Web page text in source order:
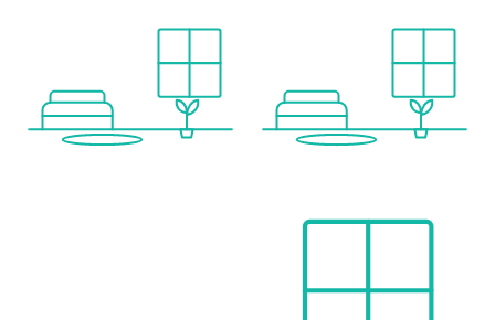
Verkehr
Bus <1.000m
Autobahnanschluss <6.000m